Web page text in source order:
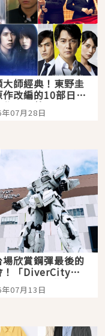
大師經典！東野圭
作改編的10部日本
作品推薦
07月28日
場欣賞鋼彈最後的
！「DiverCity
Plaza」搭船、
美食及夜景，一
07月13日